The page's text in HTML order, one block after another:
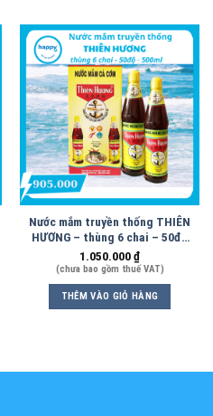
Nước mắm truyền thống THIÊN
HƯƠNG – thùng 6 chai – 50độ
– 500ml
1.050.000₫
(chưa bao gồm thuế VAT)
THÊM VÀO GIỎ HÀNG